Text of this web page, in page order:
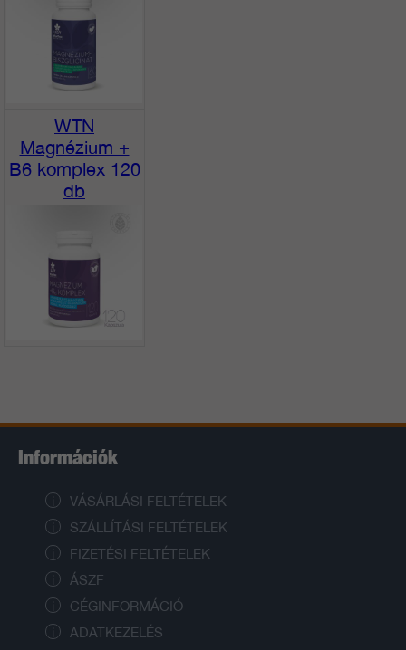
WTN
Magnézium +
B6 komplex 120
db
Információk
VÁSÁRLÁSI FELTÉTELEK
SZÁLLÍTÁSI FELTÉTELEK
FIZETÉSI FELTÉTELEK
ÁSZF
CÉGINFORMÁCIÓ
ADATKEZELÉS